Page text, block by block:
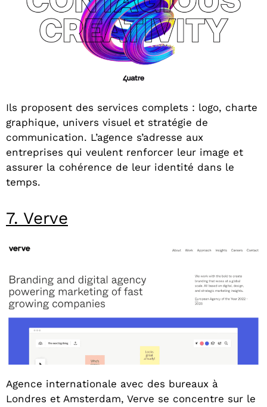
Ils proposent des services complets : logo, charte
graphique, univers visuel et stratégie de
communication. L’agence s’adresse aux
entreprises qui veulent renforcer leur image et
assurer la cohérence de leur identité dans le
temps.
7. Verve
Agence internationale avec des bureaux à
Londres et Amsterdam, Verve se concentre sur le